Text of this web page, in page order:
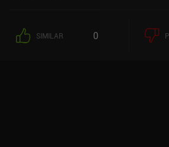
SIMILAR 0